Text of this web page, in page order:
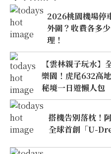
2026桃園機場停
外圍？收費各多
理！
【雲林親子玩水
樂園！虎尾632高
秘境一日遊懶人包
搭機告別落枕！
全球首創「U-